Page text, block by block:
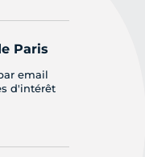
Paris
email
d'intérêt